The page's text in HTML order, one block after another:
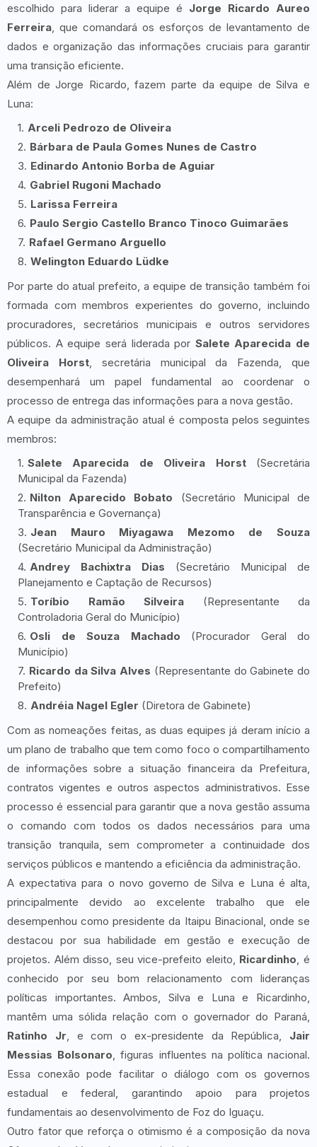
escolhido para liderar a equipe é Jorge Ricardo Aureo
Ferreira, que comandará os esforços de levantamento de
dados e organização das informações cruciais para garantir
uma transição eficiente.
Além de Jorge Ricardo, fazem parte da equipe de Silva e
Luna:
Arceli Pedrozo de Oliveira
Bárbara de Paula Gomes Nunes de Castro
Edinardo Antonio Borba de Aguiar
Gabriel Rugoni Machado
Larissa Ferreira
Paulo Sergio Castello Branco Tinoco Guimarães
Rafael Germano Arguello
Welington Eduardo Lüdke
Por parte do atual prefeito, a equipe de transição também foi
formada com membros experientes do governo, incluindo
procuradores, secretários municipais e outros servidores
públicos. A equipe será liderada por Salete Aparecida de
Oliveira Horst, secretária municipal da Fazenda, que
desempenhará um papel fundamental ao coordenar o
processo de entrega das informações para a nova gestão.
A equipe da administração atual é composta pelos seguintes
membros:
Salete Aparecida de Oliveira Horst(Secretária
Municipal da Fazenda)
Nilton Aparecido Bobato (Secretário Municipal de
Transparência e Governança)
Jean Mauro Miyagawa Mezomo de Souza
(Secretário Municipal da Administração)
Andrey Bachixtra Dias (Secretário Municipal de
Planejamento e Captação de Recursos)
Toríbio Ramão Silveira (Representante da
Controladoria Geral do Município)
Osli de Souza Machado (Procurador Geral do
Município)
Ricardo da Silva Alves (Representante do Gabinete do
Prefeito)
Andréia Nagel Egler (Diretora de Gabinete)
Com as nomeações feitas, as duas equipes já deram início a
um plano de trabalho que tem como foco o compartilhamento
de informações sobre a situação financeira da Prefeitura,
contratos vigentes e outros aspectos administrativos. Esse
processo é essencial para garantir que a nova gestão assuma
o comando com todos os dados necessários para uma
transição tranquila, sem comprometer a continuidade dos
serviços públicos e mantendo a eficiência da administração.
A expectativa para o novo governo de Silva e Luna é alta,
principalmente devido ao excelente trabalho que ele
desempenhou como presidente da Itaipu Binacional, onde se
destacou por sua habilidade em gestão e execução de
projetos. Além disso, seu vice-prefeito eleito, Ricardinho, é
conhecido por seu bom relacionamento com lideranças
políticas importantes. Ambos, Silva e Luna e Ricardinho,
mantêm uma sólida relação com o governador do Paraná,
Ratinho Jr, e com o ex-presidente da República, Jair
Messias Bolsonaro, figuras influentes na política nacional.
Essa conexão pode facilitar o diálogo com os governos
estadual e federal, garantindo apoio para projetos
fundamentais ao desenvolvimento de Foz do Iguaçu.
Outro fator que reforça o otimismo é a composição da nova